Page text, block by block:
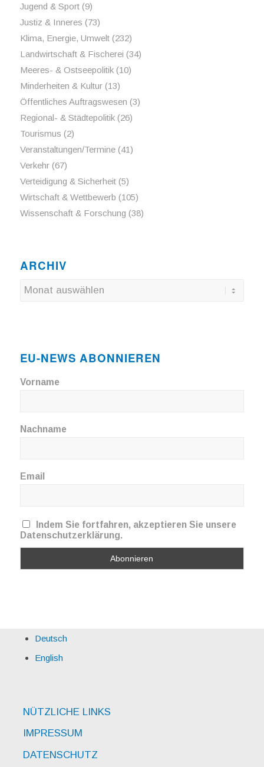
Jugend & Sport(9)
Justiz & Inneres (73)
Klima, Energie, Umwelt(232)
Landwirtschaft & Fischerei (34)
Meeres- & Ostseepolitik(10)
Minderheiten & Kultur(13)
Öffentliches Auftragswesen (3)
Regional- & Städtepolitik(26)
Tourismus (2)
Veranstaltungen/Termine(41)
Verkehr(67)
Verteidigung & Sicherheit(5)
Wirtschaft & Wettbewerb (105)
Wissenschaft & Forschung (38)
ARCHIV
EU-NEWS ABONNIEREN
Vorname
Nachname
Email
Indem Sie fortfahren, akzeptieren Sie unsere
Datenschutzerklärung.
Deutsch
English
NÜTZLICHE LINKS
IMPRESSUM
DATENSCHUTZ